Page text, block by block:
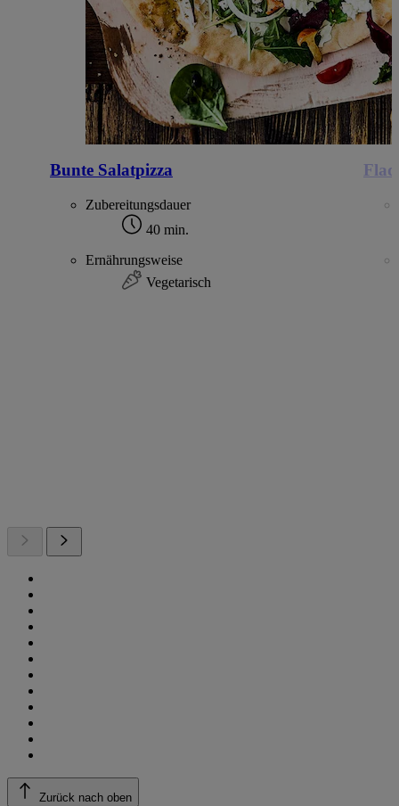
Bunte Salatpizza
Zubereitungsdauer
40 min.
Ernährungsweise
Vegetarisch
Zurück nach oben